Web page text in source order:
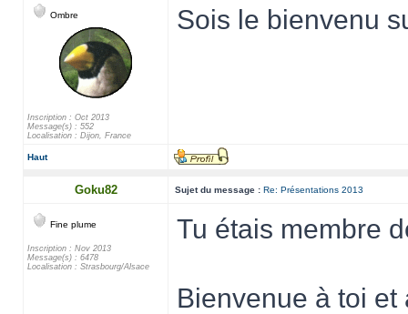
Ombre
Inscription : Oct 2013
Message(s) : 552
Localisation : Dijon, France
Sois le bienvenu
Haut
Goku82 Sujet du message : Re: Présentations 2013
Fine plume
Inscription : Nov 2013
Message(s) : 6478
Localisation : Strasbourg/Alsace
Tu étais membre
Bienvenue à toi